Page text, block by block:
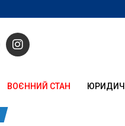
ВОЄННИЙ СТАН